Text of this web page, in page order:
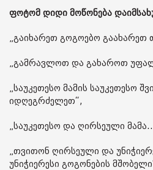
ფოტომ დიდი მოწონება
„გაიხარეთ გოგოებო გაახარეთ
„გამრავლოთ და გახაროთ
„საუკეთესო მამის საუკეთესო
იდღეგრძელეთ“,
„საუკეთესო და ღირსეული
„თვითონ ღირსეული და
უნიჭიერესი გოგონების